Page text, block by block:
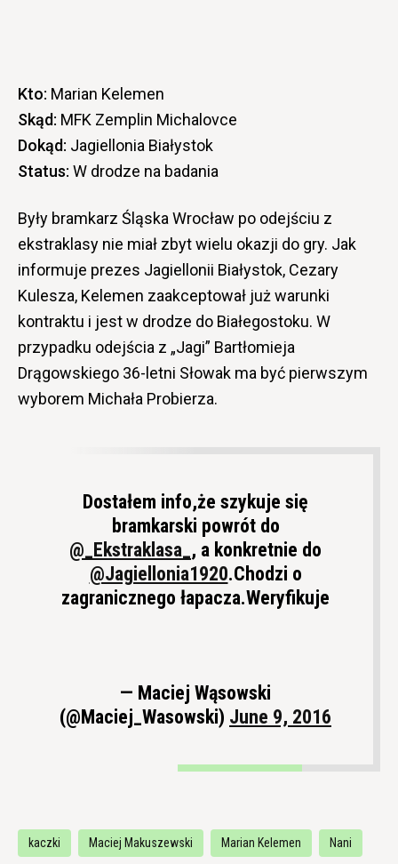
Kto: Marian Kelemen
Skąd: MFK Zemplin Michalovce
Dokąd: Jagiellonia Białystok
Status: W drodze na badania
Były bramkarz Śląska Wrocław po odejściu z
ekstraklasy nie miał zbyt wielu okazji do gry. Jak
informuje prezes Jagiellonii Białystok, Cezary
Kulesza, Kelemen zaakceptował już warunki
kontraktu i jest w drodze do Białegostoku. W
przypadku odejścia z „Jagi” Bartłomieja
Drągowskiego 36-letni Słowak ma być pierwszym
wyborem Michała Probierza.
Dostałem info,że szykuje się
bramkarski powrót do
@_Ekstraklasa_ , a konkretnie do
@Jagiellonia1920.Chodzi o
zagranicznego łapacza.Weryfikuje
— Maciej Wąsowski
(@Maciej_Wasowski) June 9, 2016
kaczki Maciej Makuszewski Marian Kelemen Nani